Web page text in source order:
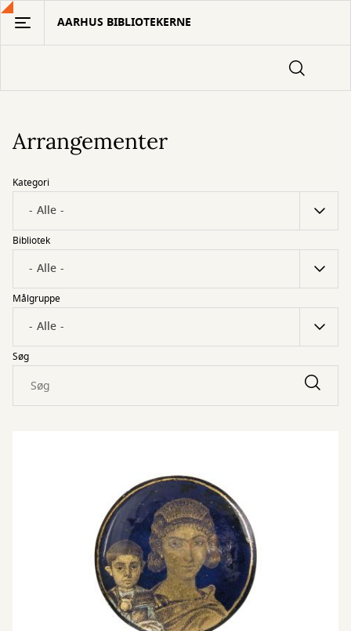
Gå
hovedindhold
AARHUS BIBLIOTEKERNE
Arrangementer
Kategori
Bibliotek
Målgruppe
Søg